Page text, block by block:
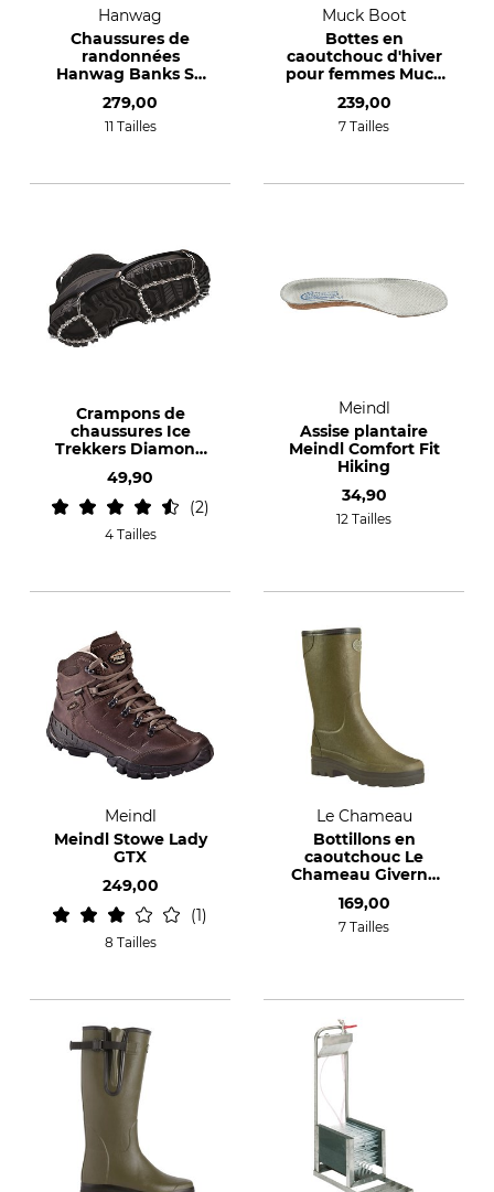
Hanwag
Chaussures de
randonnées
Hanwag Banks SF
279,00
11 Tailles
Muck Boot
Bottes en
caoutchouc d'hiver
pour femmes Muck
239,00
7 Tailles
Crampons de
chaussures Ice
Trekkers Diamond
49,90
2
4 Tailles
Meindl
Assise plantaire
Meindl Comfort Fit
Hiking
34,90
12 Tailles
Meindl
Meindl Stowe Lady
GTX
249,00
1
8 Tailles
Le Chameau
Bottillons en
caoutchouc Le
Chameau Giverny
laine
169,00
7 Tailles